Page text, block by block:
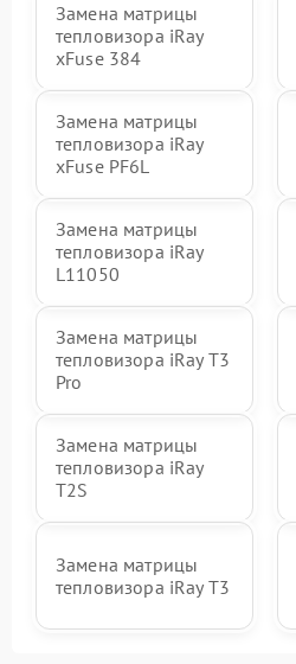
Замена матрицы
тепловизора iRay
xFuse 384
Замена матрицы
тепловизора iRay
xFuse PF6L
Замена матрицы
тепловизора iRay
L11050
Замена матрицы
тепловизора iRay T3
Pro
Замена матрицы
тепловизора iRay
T2S
Замена матрицы
тепловизора iRay T3